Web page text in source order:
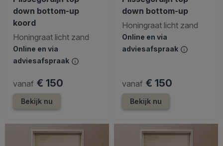
down bottom-up
koord
Honingraat licht zand
Online en via
adviesafspraak
vanaf € 150
Bekijk nu
down bottom-up
Honingraat licht zand
Online en via
adviesafspraak
vanaf € 150
Bekijk nu